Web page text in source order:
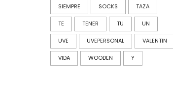
SIEMPRE SOCKS TAZA
TE TENER TU UN
UVE UVEPERSONAL VALENTIN
VIDA WOODEN Y